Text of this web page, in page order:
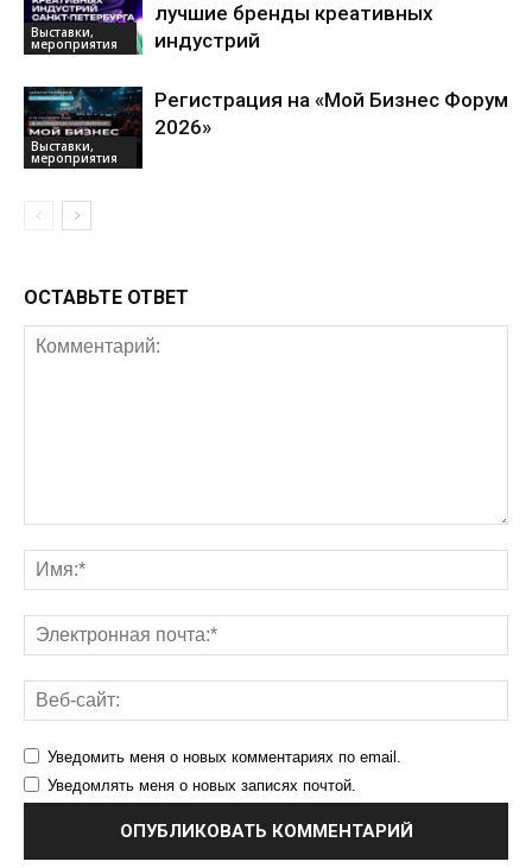
Выставки,
мероприятия
лучшие бренды креативных
индустрий
Выставки,
мероприятия
Регистрация на «Мой Бизнес Форум
2026»
ОСТАВЬТЕ ОТВЕТ
Уведомить меня о новых комментариях по email.
Уведомлять меня о новых записях почтой.